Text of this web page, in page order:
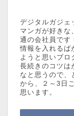
デジタルガジェ
マンガが好きな
通の会社員です
情報を入れるば
ようと思いブロ
長続きのコツは
なと思うので、
から、２～3日
思います。